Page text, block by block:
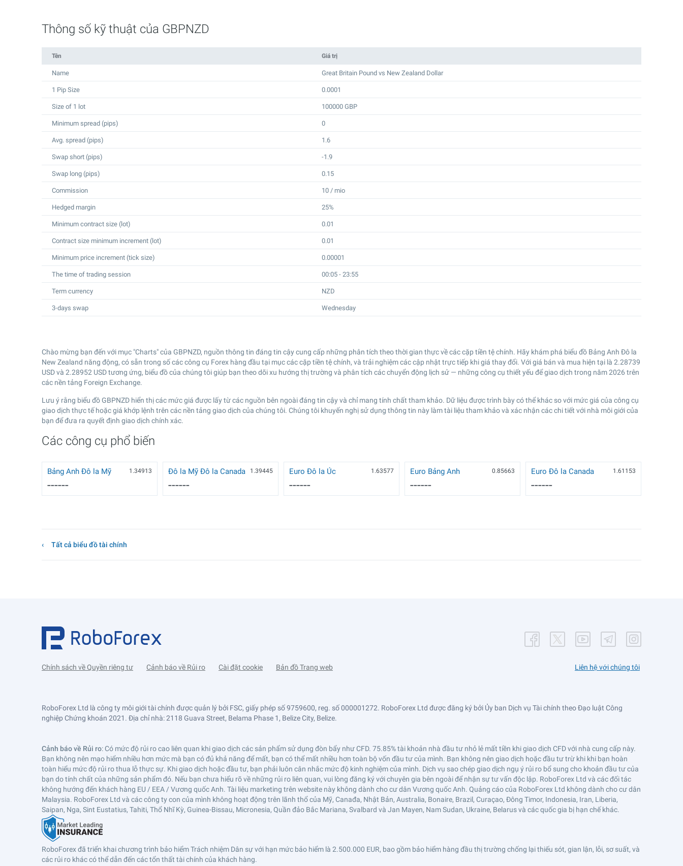
Thông số kỹ thuật của GBPNZD
Tên Giá trị
Name Great Britain Pound vs New Zealand Dollar
1 Pip Size 0.0001
Size of 1 lot 100000 GBP
Minimum spread (pips) 0
Avg. spread (pips) 1.6
Swap short (pips) -1.9
Swap long (pips) 0.15
Commission 10 / mio
Hedged margin 25%
Minimum contract size (lot) 0.01
Contract size minimum increment (lot) 0.01
Minimum price increment (tick size) 0.00001
The time of trading session 00:05 - 23:55
Term currency NZD
3-days swap Wednesday
Chào mừng bạn đến với mục "Charts" của GBPNZD, nguồn thông tin đáng tin cậy cung cấp những phân tích theo thời gian thực về các cặp tiền tệ chính. Hãy khám phá biểu đồ Bảng Anh Đô la
New Zealand năng động, có sẵn trong số các công cụ Forex hàng đầu tại mục các cặp tiền tệ chính, và trải nghiệm các cập nhật trực tiếp khi giá thay đổi. Với giá bán và mua hiện tại là 2.28739
USD và 2.28952 USD tương ứng, biểu đồ của chúng tôi giúp bạn theo dõi xu hướng thị trường và phân tích các chuyển động lịch sử — những công cụ thiết yếu để giao dịch trong năm 2026 trên
các nền tảng Foreign Exchange.
Lưu ý rằng biểu đồ GBPNZD hiển thị các mức giá được lấy từ các nguồn bên ngoài đáng tin cậy và chỉ mang tính chất tham khảo. Dữ liệu được trình bày có thể khác so với mức giá của công cụ
giao dịch thực tế hoặc giá khớp lệnh trên các nền tảng giao dịch của chúng tôi. Chúng tôi khuyến nghị sử dụng thông tin này làm tài liệu tham khảo và xác nhận các chi tiết với nhà môi giới của
bạn để đưa ra quyết định giao dịch chính xác.
Các công cụ phổ biến
Bảng Anh Đô la Mỹ 1.34913
------
Đô la Mỹ Đô la Canada 1.39445
------
Euro Đô la Úc 1.63577
------
Euro Bảng Anh 0.85663
------
Euro Đô la Canada 1.61153
------
Tất cả biểu đồ tài chính
Chính sách về Quyền riêng tư Cảnh báo về Rủi ro Cài đặt cookie Bản đồ Trang web Liên hệ với chúng tôi
RoboForex Ltd là công ty môi giới tài chính được quản lý bởi FSC, giấy phép số 9759600, reg. số 000001272. RoboForex Ltd được đăng ký bởi Ủy ban Dịch vụ Tài chính theo Đạo luật Công
nghiệp Chứng khoán 2021. Địa chỉ nhà: 2118 Guava Street, Belama Phase 1, Belize City, Belize.
Cảnh báo về Rủi ro: Có mức độ rủi ro cao liên quan khi giao dịch các sản phẩm sử dụng đòn bẩy như CFD. 75.85% tài khoản nhà đầu tư nhỏ lẻ mất tiền khi giao dịch CFD với nhà cung cấp này.
Bạn không nên mạo hiểm nhiều hơn mức mà bạn có đủ khả năng để mất, bạn có thể mất nhiều hơn toàn bộ vốn đầu tư của mình. Bạn không nên giao dịch hoặc đầu tư trừ khi khi bạn hoàn
toàn hiểu mức độ rủi ro thua lỗ thực sự. Khi giao dịch hoặc đầu tư, bạn phải luôn cân nhắc mức độ kinh nghiệm của mình. Dịch vụ sao chép giao dịch ngụ ý rủi ro bổ sung cho khoản đầu tư của
bạn do tính chất của những sản phẩm đó. Nếu bạn chưa hiểu rõ về những rủi ro liên quan, vui lòng đăng ký với chuyên gia bên ngoài để nhận sự tư vấn độc lập. RoboForex Ltd và các đối tác
không hướng đến khách hàng EU / EEA / Vương quốc Anh. Tài liệu marketing trên website này không dành cho cư dân Vương quốc Anh. Quảng cáo của RoboForex Ltd không dành cho cư dân
Malaysia. RoboForex Ltd và các công ty con của mình không hoạt động trên lãnh thổ của Mỹ, Canađa, Nhật Bản, Australia, Bonaire, Brazil, Curaçao, Đông Timor, Indonesia, Iran, Liberia,
Saipan, Nga, Sint Eustatius, Tahiti, Thổ Nhĩ Kỳ, Guinea-Bissau, Micronesia, Quần đảo Bắc Mariana, Svalbard và Jan Mayen, Nam Sudan, Ukraine, Belarus và các quốc gia bị hạn chế khác.
RoboForex đã triển khai chương trình bảo hiểm Trách nhiệm Dân sự với hạn mức bảo hiểm là 2.500.000 EUR, bao gồm bảo hiểm hàng đầu thị trường chống lại thiếu sót, gian lận, lỗi, sơ suất, và
các rủi ro khác có thể dẫn đến các tổn thất tài chính của khách hàng.